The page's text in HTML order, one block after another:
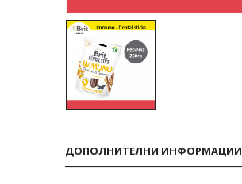
ДОПОЛНИТЕЛНИ ИНФОРМАЦИИ